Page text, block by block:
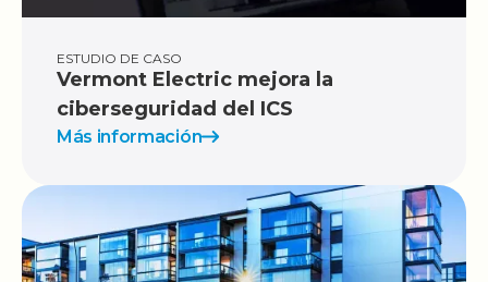
ESTUDIO DE CASO
Vermont Electric mejora la
ciberseguridad del ICS
Más información